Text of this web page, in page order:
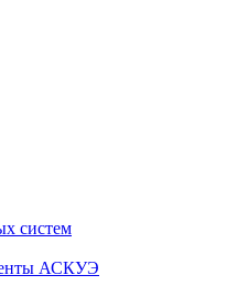
систем
АСКУЭ